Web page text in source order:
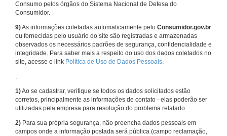
Consumo pelos órgãos do Sistema Nacional de Defesa do
Consumidor.
9)As informações coletadas automaticamente pelo Consumidor.gov.br
ou fornecidas pelo usuário do site são registradas e armazenadas
observados os necessários padrões de segurança, confidencialidade e
integridade. Para saber mais a respeito do uso dos dados coletados no
site, acesse o link Política de Uso de Dados Pessoais.
,
1)Ao se cadastrar, verifique se todos os dados solicitados estão
corretos, principalmente as informações de contato - elas poderão ser
utilizadas pela empresa para resolução do problema relatado.
2) Para sua própria segurança, não preencha dados pessoais em
campos onde a informação postada será pública (campo reclamação,